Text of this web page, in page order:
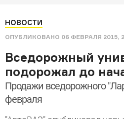
НОВОСТИ
ОПУБЛИКОВАНО 06 ФЕВРАЛЯ 2015,
Вседорожный
подорожал до
Продажи вседорожного
февраля